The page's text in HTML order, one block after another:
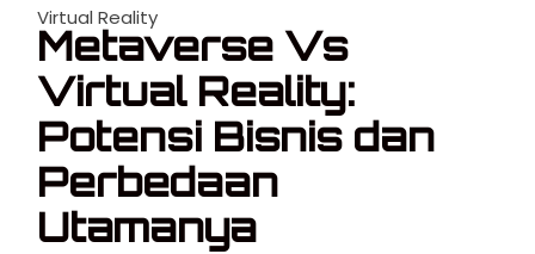
Virtual Reality
Metaverse Vs
Virtual Reality:
Potensi Bisnis dan
Perbedaan
Utamanya